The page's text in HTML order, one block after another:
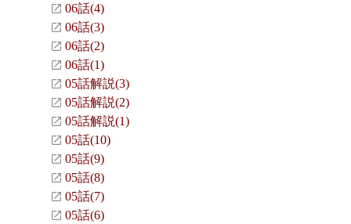
06話(4)
06話(3)
06話(2)
06話(1)
05話解説(3)
05話解説(2)
05話解説(1)
05話(10)
05話(9)
05話(8)
05話(7)
05話(6)